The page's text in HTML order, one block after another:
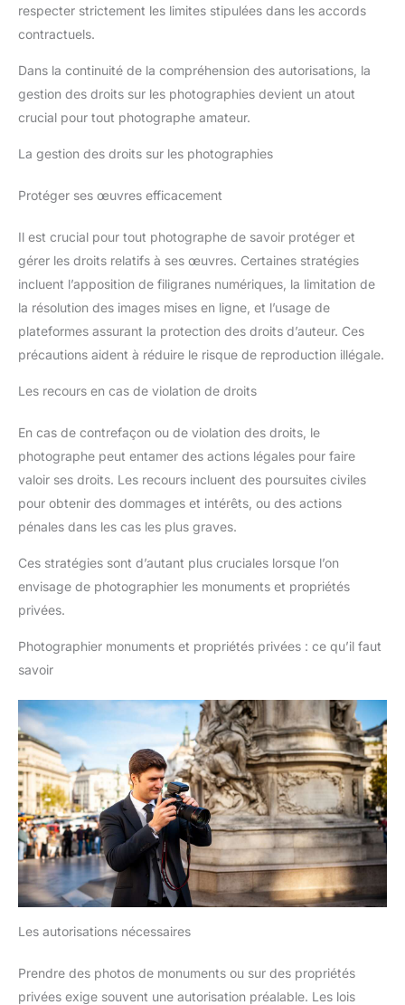
respecter strictement les limites stipulées dans les accords
contractuels.
Dans la continuité de la compréhension des autorisations, la
gestion des droits sur les photographies devient un atout
crucial pour tout photographe amateur.
La gestion des droits sur les photographies
Protéger ses œuvres efficacement
Il est crucial pour tout photographe de savoir protéger et
gérer les droits relatifs à ses œuvres. Certaines stratégies
incluent l’apposition de filigranes numériques, la limitation de
la résolution des images mises en ligne, et l’usage de
plateformes assurant la protection des droits d’auteur. Ces
précautions aident à réduire le risque de reproduction illégale.
Les recours en cas de violation de droits
En cas de contrefaçon ou de violation des droits, le
photographe peut entamer des actions légales pour faire
valoir ses droits. Les recours incluent des poursuites civiles
pour obtenir des dommages et intérêts, ou des actions
pénales dans les cas les plus graves.
Ces stratégies sont d’autant plus cruciales lorsque l’on
envisage de photographier les monuments et propriétés
privées.
Photographier monuments et propriétés privées : ce qu’il faut
savoir
Les autorisations nécessaires
Prendre des photos de monuments ou sur des propriétés
privées exige souvent une autorisation préalable. Les lois